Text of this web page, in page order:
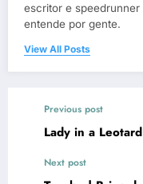
escritor e
entende por gente.
View All Posts
Previous post
Lady in a
Next post